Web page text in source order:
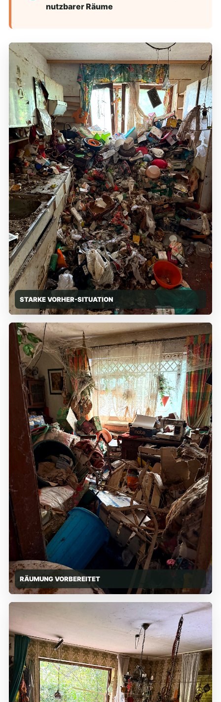
nutzbarer Räume
STARKE VORHER-SITUATION
RÄUMUNG VORBEREITET